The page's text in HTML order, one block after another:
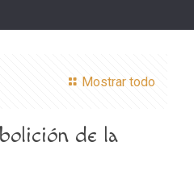
Mostrar todo
de la